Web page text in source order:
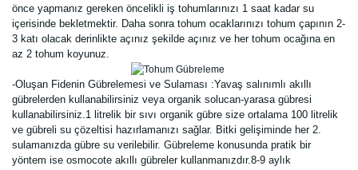
önce yapmanız gereken öncelikli iş tohumlarınızı 1 saat kadar su
içerisinde bekletmektir. Daha sonra tohum ocaklarınızı tohum çapının 2-
3 katı olacak derinlikte açınız şekilde açınız ve her tohum ocağına en
az 2 tohum koyunuz.
-Oluşan Fidenin Gübrelemesi ve Sulaması :Yavaş salınımlı akıllı
gübrelerden kullanabilirsiniz veya organik solucan-yarasa gübresi
kullanabilirsiniz.1 litrelik bir sıvı organik gübre size ortalama 100 litrelik
ve gübreli su çözeltisi hazırlamanızı sağlar. Bitki gelişiminde her 2.
sulamanızda gübre su verilebilir. Gübreleme konusunda pratik bir
yöntem ise osmocote akıllı gübreler kullanmanızdır.8-9 aylık